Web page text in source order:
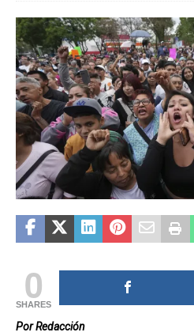
0
SHARES
Por Redacción